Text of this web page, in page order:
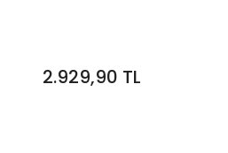
2.929,90 TL